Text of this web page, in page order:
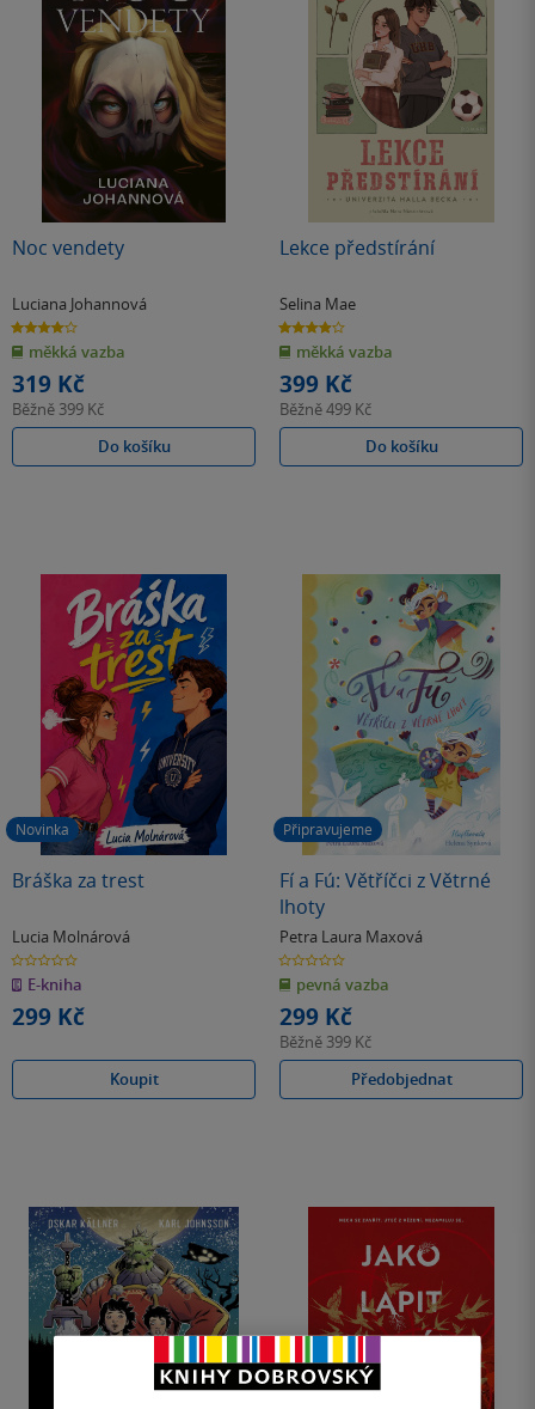
Noc vendety
Luciana Johannová
4.0
z
5
hvězdiček
měkká vazba
319 Kč
Běžně 399 Kč
Do košíku
Lekce předstírání
Selina Mae
3.9
z
5
hvězdiček
měkká vazba
399 Kč
Běžně499 Kč
Do košíku
Novinka
Bráška za trest
Lucia Molnárová
0.0
z
5
hvězdiček
E-kniha
299 Kč
Koupit
Připravujeme
Fí a Fú: Větříčci z Větrné
lhoty
Petra Laura Maxová
0.0
z
5
hvězdiček
pevná vazba
299 Kč
Běžně 399 Kč
Předobjednat